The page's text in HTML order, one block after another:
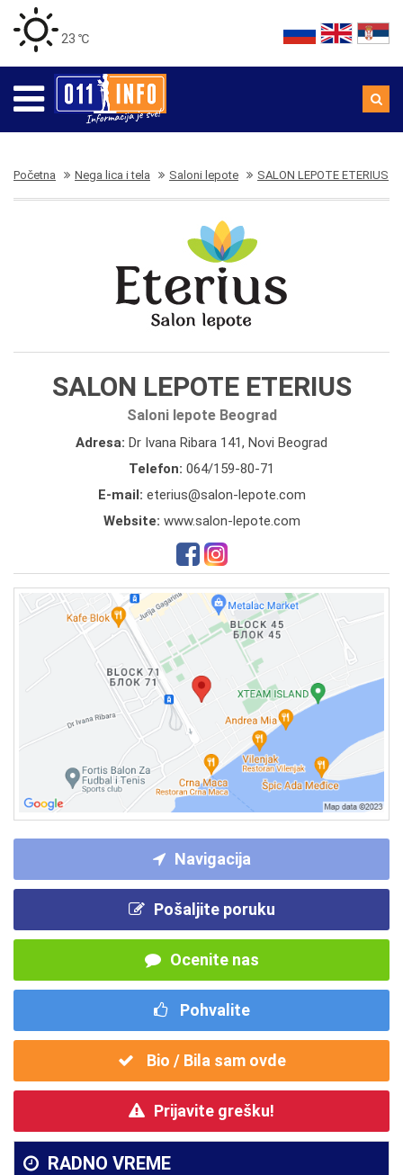
23 ℃
Početna Nega lica i tela Saloni lepote SALON LEPOTE ETERIUS
SALON LEPOTE ETERIUS
Saloni lepote Beograd
Adresa: Dr Ivana Ribara 141, Novi Beograd
Telefon: 064/159-80-71
E-mail: eterius@salon-lepote.com
Website: www.salon-lepote.com
Navigacija
Pošaljite poruku
Ocenite nas
Pohvalite
Bio / Bila sam ovde
Prijavite grešku!
RADNO VREME